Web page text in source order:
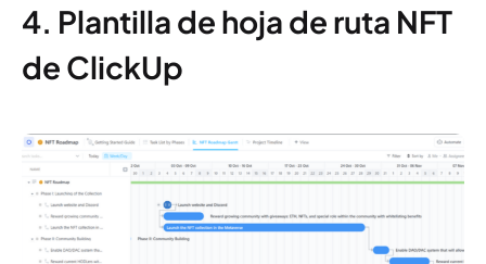
4. Plantilla de hoja de ruta NFT
de ClickUp